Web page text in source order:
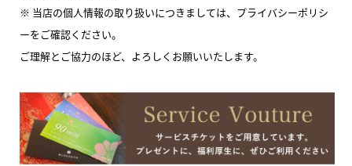
※ 当店の個人情報の取り扱いにつきましては、プライバシーポリシ
ーをご確認ください。
ご理解とご協力のほど、よろしくお願いいたします。